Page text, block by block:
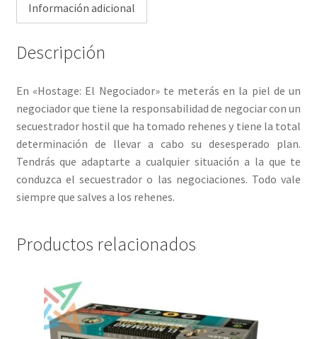
Información adicional
Descripción
En «Hostage: El Negociador» te meterás en la piel de un
negociador que tiene la responsabilidad de negociar con un
secuestrador hostil que ha tomado rehenes y tiene la total
determinación de llevar a cabo su desesperado plan.
Tendrás que adaptarte a cualquier situación a la que te
conduzca el secuestrador o las negociaciones. Todo vale
siempre que salves a los rehenes.
Productos relacionados